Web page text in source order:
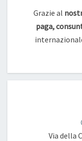
Grazie al
paga,
Via della